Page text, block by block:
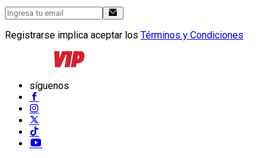
Registrarse implica aceptar los Términos y Condiciones
síguenos